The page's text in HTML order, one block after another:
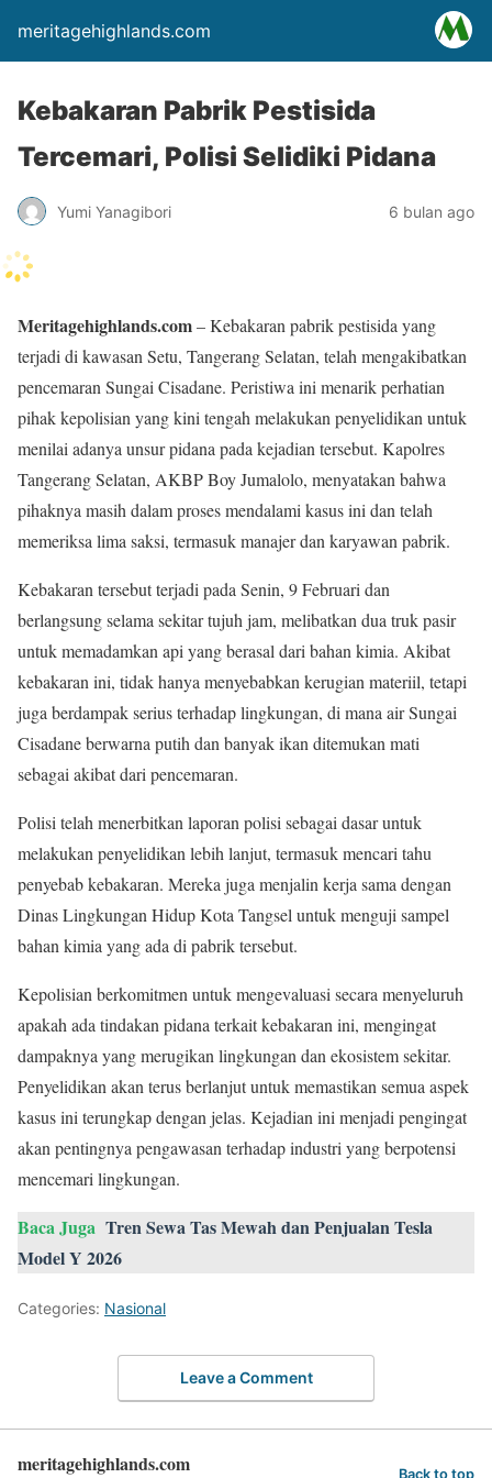
meritagehighlands.com
Kebakaran Pabrik Pestisida
Tercemari, Polisi Selidiki Pidana
Yumi Yanagibori 6 bulan ago
Meritagehighlands.com– Kebakaran pabrik pestisida yang
terjadi di kawasan Setu, Tangerang Selatan, telah mengakibatkan
pencemaran Sungai Cisadane. Peristiwa ini menarik perhatian
pihak kepolisian yang kini tengah melakukan penyelidikan untuk
menilai adanya unsur pidana pada kejadian tersebut. Kapolres
Tangerang Selatan, AKBP Boy Jumalolo, menyatakan bahwa
pihaknya masih dalam proses mendalami kasus ini dan telah
memeriksa lima saksi, termasuk manajer dan karyawan pabrik.
Kebakaran tersebut terjadi pada Senin, 9 Februari dan
berlangsung selama sekitar tujuh jam, melibatkan dua truk pasir
untuk memadamkan api yang berasal dari bahan kimia. Akibat
kebakaran ini, tidak hanya menyebabkan kerugian materiil, tetapi
juga berdampak serius terhadap lingkungan, di mana air Sungai
Cisadane berwarna putih dan banyak ikan ditemukan mati
sebagai akibat dari pencemaran.
Polisi telah menerbitkan laporan polisi sebagai dasar untuk
melakukan penyelidikan lebih lanjut, termasuk mencari tahu
penyebab kebakaran. Mereka juga menjalin kerja sama dengan
Dinas Lingkungan Hidup Kota Tangsel untuk menguji sampel
bahan kimia yang ada di pabrik tersebut.
Kepolisian berkomitmen untuk mengevaluasi secara menyeluruh
apakah ada tindakan pidana terkait kebakaran ini, mengingat
dampaknya yang merugikan lingkungan dan ekosistem sekitar.
Penyelidikan akan terus berlanjut untuk memastikan semua aspek
kasus ini terungkap dengan jelas. Kejadian ini menjadi pengingat
akan pentingnya pengawasan terhadap industri yang berpotensi
mencemari lingkungan.
Baca Juga Tren Sewa Tas Mewah dan Penjualan Tesla
Model Y 2026
Categories: Nasional
Leave a Comment
meritagehighlands.com Back to top